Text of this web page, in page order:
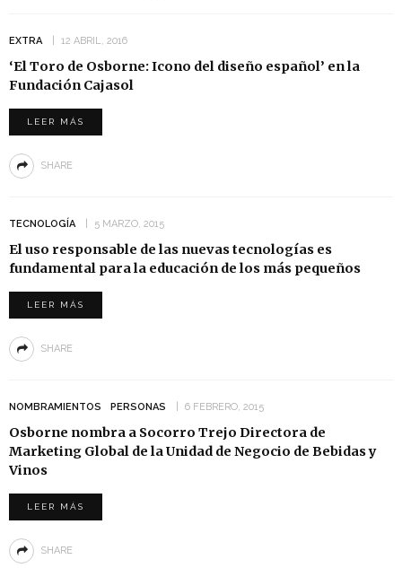
EXTRA 12 ABRIL, 2016
‘El Toro de Osborne: Icono del diseño español’ en la
Fundación Cajasol
LEER MÁS
SHARE
TECNOLOGÍA 5 MARZO, 2015
El uso responsable de las nuevas tecnologías es
fundamental para la educación de los más pequeños
LEER MÁS
SHARE
NOMBRAMIENTOS PERSONAS 6 FEBRERO, 2015
Osborne nombra a Socorro Trejo Directora de
Marketing Global de la Unidad de Negocio de Bebidas y
Vinos
LEER MÁS
SHARE